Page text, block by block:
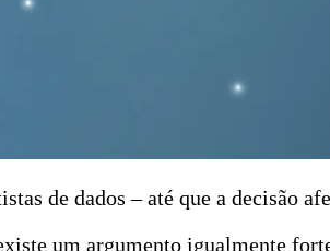
de dados – até que a decisão
um argumento igualmente